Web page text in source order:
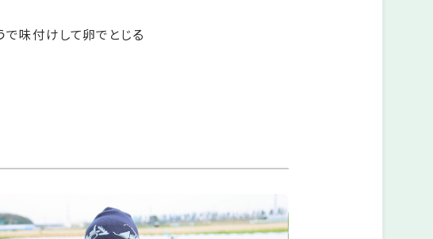
で味付けして卵でとじる